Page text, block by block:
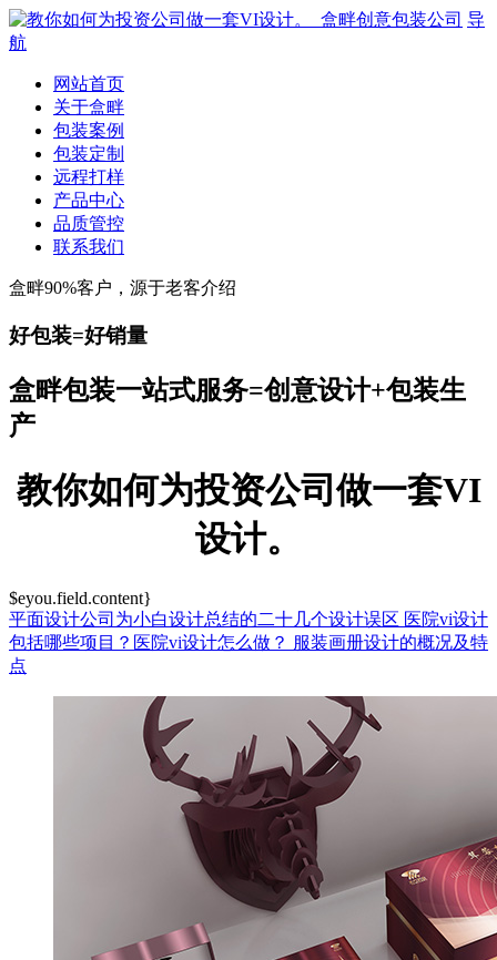
导
航
网站首页
关于盒畔
包装案例
包装定制
远程打样
产品中心
品质管控
联系我们
盒畔90%客户，源于老客介绍
好包装=好销量
盒畔包装一站式服务=创意设计+包装生
产
教你如何为投资公司做一套VI
设计。
$eyou.field.content}
平面设计公司为小白设计总结的二十几个设计误区 医院vi设计
包括哪些项目？医院vi设计怎么做？ 服装画册设计的概况及特
点